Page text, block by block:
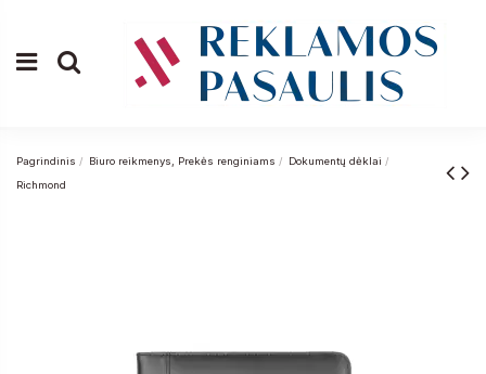
Pagrindinis Biuro reikmenys, Prekės renginiams
Dokumentų dėklai
Richmond